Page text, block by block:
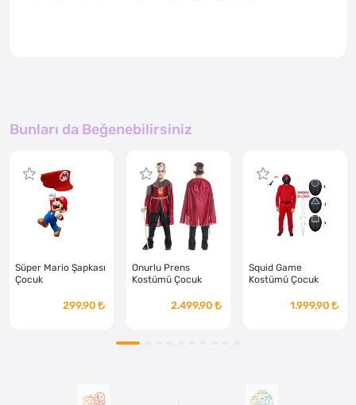
Bunları da Beğenebilirsiniz
Süper Mario Şapkası
Çocuk
299,90
Onurlu Prens
Kostümü Çocuk
2.499,90
Squid Game
Kostümü Çocuk
1.999,90